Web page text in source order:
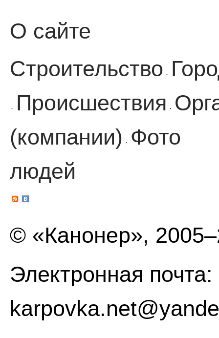
О сайте
Строительство ·
· Происшествия ·
(компании)
·
Фото
людей
© «Канонер»,
Электронная почта: